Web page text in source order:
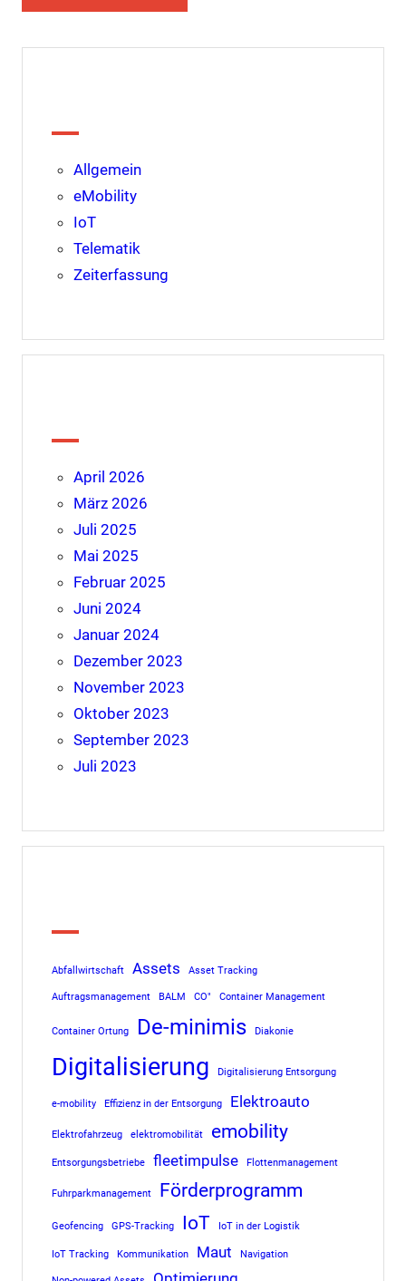
Allgemein
eMobility
IoT
Telematik
Zeiterfassung
April 2026
März 2026
Juli 2025
Mai 2025
Februar 2025
Juni 2024
Januar 2024
Dezember 2023
November 2023
Oktober 2023
September 2023
Juli 2023
Abfallwirtschaft Assets Asset Tracking
Auftragsmanagement BALM CO" Container Management
Container Ortung De-minimis Diakonie
Digitalisierung Digitalisierung Entsorgung
e-mobility Effizienz in der Entsorgung Elektroauto
Elektrofahrzeug elektromobilität emobility
Entsorgungsbetriebe fleetimpulse Flottenmanagement
Fuhrparkmanagement Förderprogramm
Geofencing GPS-Tracking IoT IoT in der Logistik
IoT Tracking Kommunikation Maut Navigation